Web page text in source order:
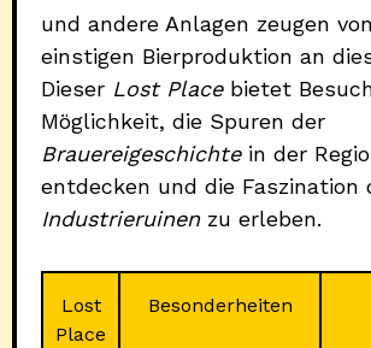
und andere Anlagen zeugen
einstigen Bierproduktion an
Dieser Lost Placebietet
Möglichkeit, die Spuren der
Brauereigeschichtein der
entdecken und die Faszination
Industrieruinenzu erleben.
Lost
Place
Besonderheiten